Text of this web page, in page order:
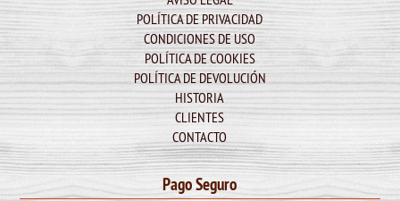
POLÍTICA DE PRIVACIDAD
CONDICIONES DE USO
POLÍTICA DE COOKIES
POLÍTICA DE DEVOLUCIÓN
HISTORIA
CLIENTES
CONTACTO
Pago Seguro